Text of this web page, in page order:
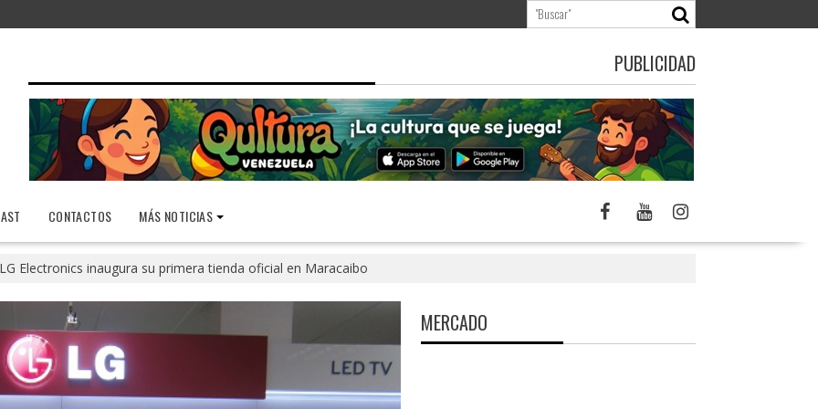
PUBLICIDAD
CONTACTOS MÁS NOTICIAS
LG Electronics inaugura su primera tienda oficial en Maracaibo
MERCADO